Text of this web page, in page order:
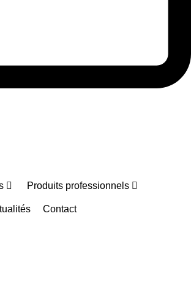
Produits professionnels
Contact